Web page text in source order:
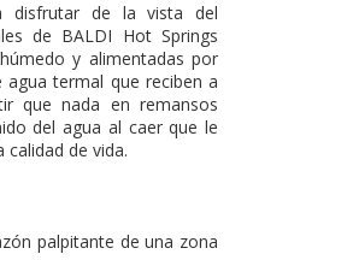
disfrutar de la vista del
de BALDI Hot Springs
y alimentadas por
agua termal que reciben a
que nada en remansos
del agua al caer que le
de vida.
palpitante de una zona